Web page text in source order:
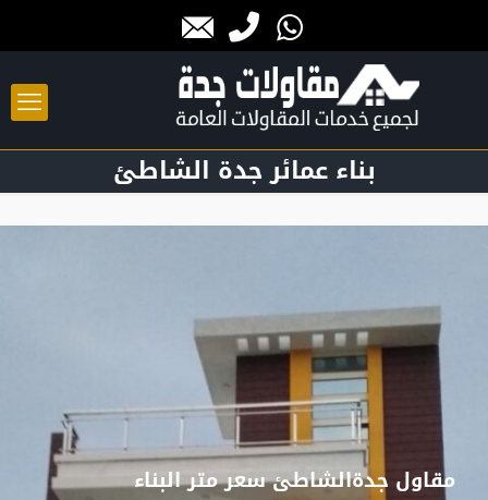
بناء عمائر جدة الشاطئ
مقاول جدةالشاطئ سعر متر البناء